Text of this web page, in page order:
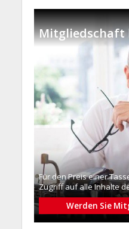
Mitgliedschaft
Für den Preis einer
Zugriff auf alle Inhalte
Werden Sie